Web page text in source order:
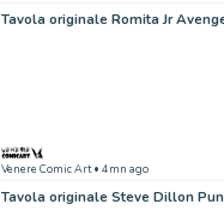
Venere Comic Art• 4mn ago